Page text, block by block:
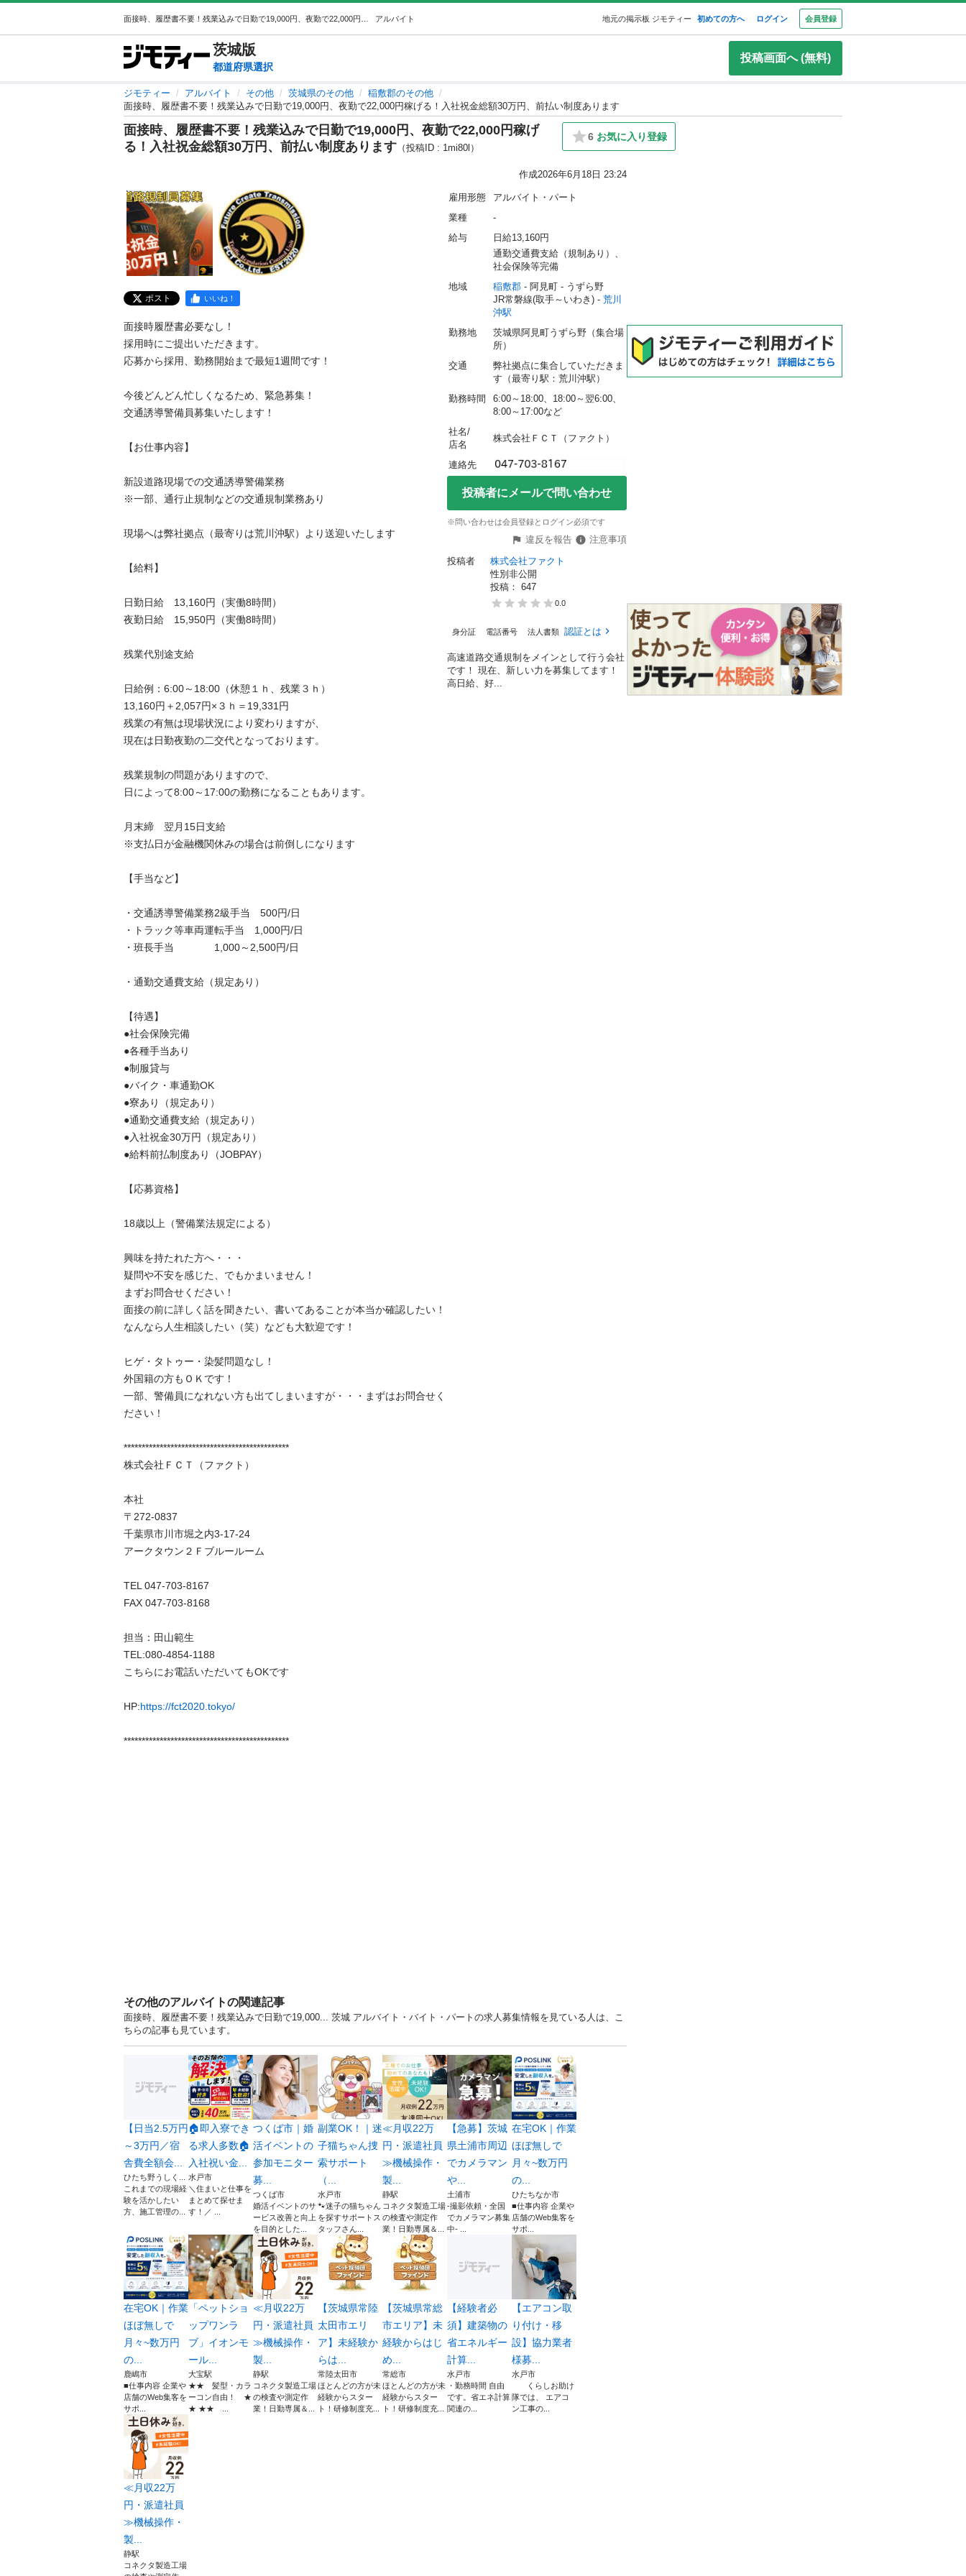
アルバイト 地元の掲示板 ジモティー 初めての方へ ログイン 会員登録
茨城版
都道府県選択
投稿画面へ (無料)
ジモティー アルバイト その他 茨城県のその他
稲敷郡のその他
面接時、履歴書不要！残業込みで日勤で19,000円、夜勤で22,000円稼げる！入社祝金総額30万円、前払い制度あります
面接時、履歴書不要！残業込みで日勤で19,000円、夜勤で22,000円稼げ
る！入社祝金総額30万円、前払い制度あります （投稿ID : 1mi80l）
6 お気に入り登録
作成2026年6月18日 23:24
ポスト いいね！
面接時履歴書必要なし！
採用時にご提出いただきます。
応募から採用、勤務開始まで最短1週間です！
今後どんどん忙しくなるため、緊急募集！
交通誘導警備員募集いたします！
【お仕事内容】
新設道路現場での交通誘導警備業務
※一部、通行止規制などの交通規制業務あり
現場へは弊社拠点（最寄りは荒川沖駅）より送迎いたします
【給料】
日勤日給　13,160円（実働8時間）
夜勤日給　15,950円（実働8時間）
残業代別途支給
日給例：6:00～18:00（休憩１ｈ、残業３ｈ）
13,160円＋2,057円×３ｈ＝19,331円
残業の有無は現場状況により変わりますが、
現在は日勤夜勤の二交代となっております。
残業規制の問題がありますので、
日によって8:00～17:00の勤務になることもあります。
月末締　翌月15日支給
※支払日が金融機関休みの場合は前倒しになります
【手当など】
・交通誘導警備業務2級手当　500円/日
・トラック等車両運転手当　1,000円/日
・班長手当　　　　1,000～2,500円/日
・通勤交通費支給（規定あり）
【待遇】
●社会保険完備
●各種手当あり
●制服貸与
●バイク・車通勤OK
●寮あり（規定あり）
●通勤交通費支給（規定あり）
●入社祝金30万円（規定あり）
●給料前払制度あり（JOBPAY）
【応募資格】
18歳以上（警備業法規定による）
興味を持たれた方へ・・・
疑問や不安を感じた、でもかまいません！
まずお問合せください！
面接の前に詳しく話を聞きたい、書いてあることが本当か確認したい！
なんなら人生相談したい（笑）なども大歓迎です！
ヒゲ・タトゥー・染髪問題なし！
外国籍の方もＯＫです！
一部、警備員になれない方も出てしまいますが・・・まずはお問合せく
ださい！
**********************************************
株式会社ＦＣＴ（ファクト）
本社
〒272-0837
千葉県市川市堀之内3-17-24
アークタウン２Ｆブルールーム
TEL 047-703-8167
FAX 047-703-8168
担当：田山範生
TEL:080-4854-1188
こちらにお電話いただいてもOKです
HP:https://fct2020.tokyo/
雇用形態
アルバイト・パート
業種
-
給与
日給13,160円
通勤交通費支給（規制あり）、
社会保険等完備
地域
稲敷郡 - 阿見町 - うずら野
JR常磐線(取手～いわき) - 荒川
沖駅
勤務地
茨城県阿見町うずら野（集合場
所）
交通
弊社拠点に集合していただきま
す（最寄り駅：荒川沖駅）
勤務時間
6:00～18:00、18:00～翌6:00、
8:00～17:00など
社名/
店名
株式会社ＦＣＴ（ファクト）
連絡先
投稿者にメールで問い合わせ
※問い合わせは会員登録とログイン必須です
違反を報告
注意事項
投稿者
株式会社ファクト
性別非公開
投稿： 647
0.0
身分証 電話番号 法人書類 認証とは
高速道路交通規制をメインとして行う会社
です！ 現在、新しい力を募集してます！
高日給、好...
その他のアルバイトの関連記事
面接時、履歴書不要！残業込みで日勤で19,000... 茨城 アルバイト・バイト・パートの求人募集情報を見ている人は、こ
ちらの記事も見ています。
【日当2.5万円
～3万円／宿
舎費全額会...
ひたち野うしく...
これまでの現場経
験を活かしたい
方、施工管理の...
🏠即入寮でき
る求人多数🏠
入社祝い金...
水戸市
＼住まいと仕事を
まとめて探せま
す！／ ...
つくば市｜婚
活イベントの
参加モニター
募...
つくば市
婚活イベントのサ
ービス改善と向上
を目的とした...
副業OK！｜迷
子猫ちゃん捜
索サポート
（...
水戸市
🐾迷子の猫ちゃん
を探すサポートス
タッフさん...
≪月収22万
円・派遣社員
≫機械操作・
製...
静駅
コネクタ製造工場
の検査や測定作
業！日勤専属＆...
【急募】茨城
県土浦市周辺
でカメラマン
や...
土浦市
-撮影依頼・全国
でカメラマン募集
中- ...
在宅OK｜作業
ほぼ無しで
月々~数万円
の...
ひたちなか市
■仕事内容 企業や
店舗のWeb集客を
サポ...
在宅OK｜作業
ほぼ無しで
月々~数万円
の...
鹿嶋市
■仕事内容 企業や
店舗のWeb集客を
サポ...
「ペットショ
ップワンラ
ブ」イオンモ
ール...
大宝駅
★★ 髪型・カラ
ーコン自由！ ★
★ ★★ ...
≪月収22万
円・派遣社員
≫機械操作・
製...
静駅
コネクタ製造工場
の検査や測定作
業！日勤専属＆...
【茨城県常陸
太田市エリ
ア】未経験か
らは...
常陸太田市
ほとんどの方が未
経験からスター
ト！研修制度充...
【茨城県常総
市エリア】未
経験からはじ
め...
常総市
ほとんどの方が未
経験からスター
ト！研修制度充...
【経験者必
須】建築物の
省エネルギー
計算...
水戸市
・勤務時間 自由
です。省エネ計算
関連の...
【エアコン取
り付け・移
設】協力業者
様募...
水戸市
くらしお助け
隊では、 エアコ
ン工事の...
≪月収22万
円・派遣社員
≫機械操作・
製...
静駅
コネクタ製造工場